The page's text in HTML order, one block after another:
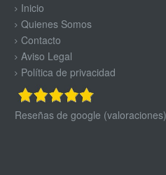
Inicio
Quienes Somos
Contacto
Aviso Legal
Política de privacidad
Reseñas de google (valoraciones)